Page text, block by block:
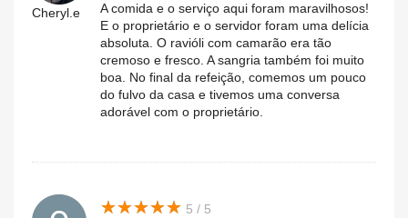
Cheryl.e
A comida e o serviço aqui foram maravilhosos!
E o proprietário e o servidor foram uma delícia
absoluta. O ravióli com camarão era tão
cremoso e fresco. A sangria também foi muito
boa. No final da refeição, comemos um pouco
do fulvo da casa e tivemos uma conversa
adorável com o proprietário.
★★★★★
★★★★★ 5 / 5